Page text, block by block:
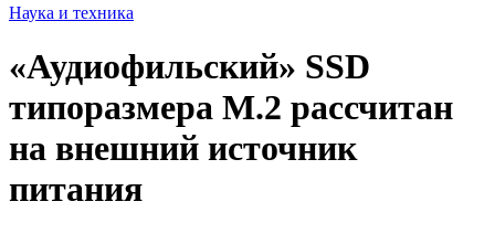
Наука и техника
«Аудиофильский» SSD
типоразмера M.2 рассчитан
на внешний источник
питания